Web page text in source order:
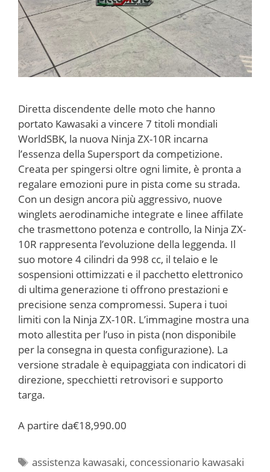
Diretta discendente delle moto che hanno
portato Kawasaki a vincere 7 titoli mondiali
WorldSBK, la nuova Ninja ZX-10R incarna
l’essenza della Supersport da competizione.
Creata per spingersi oltre ogni limite, è pronta a
regalare emozioni pure in pista come su strada.
Con un design ancora più aggressivo, nuove
winglets aerodinamiche integrate e linee affilate
che trasmettono potenza e controllo, la Ninja ZX-
10R rappresenta l’evoluzione della leggenda. Il
suo motore 4 cilindri da 998 cc, il telaio e le
sospensioni ottimizzati e il pacchetto elettronico
di ultima generazione ti offrono prestazioni e
precisione senza compromessi. Supera i tuoi
limiti con la Ninja ZX-10R. L’immagine mostra una
moto allestita per l’uso in pista (non disponibile
per la consegna in questa configurazione). La
versione stradale è equipaggiata con indicatori di
direzione, specchietti retrovisori e supporto
targa.
A partire da€18,990.00
Tag
assistenza kawasaki, concessionario kawasaki